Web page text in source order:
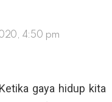
4:50 pm
gaya hidup kita